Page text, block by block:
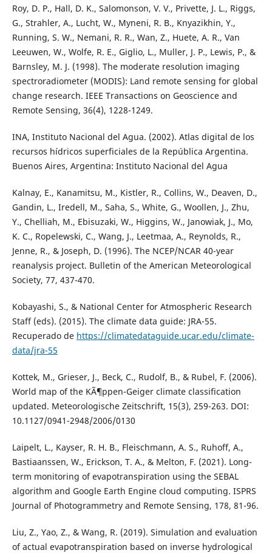
Roy, D. P., Hall, D. K., Salomonson, V. V., Privette, J. L., Riggs,
G., Strahler, A., Lucht, W., Myneni, R. B., Knyazikhin, Y.,
Running, S. W., Nemani, R. R., Wan, Z., Huete, A. R., Van
Leeuwen, W., Wolfe, R. E., Giglio, L., Muller, J. P., Lewis, P., &
Barnsley, M. J. (1998). The moderate resolution imaging
spectroradiometer (MODIS): Land remote sensing for global
change research. IEEE Transactions on Geoscience and
Remote Sensing, 36(4), 1228-1249.
INA, Instituto Nacional del Agua. (2002). Atlas digital de los
recursos hídricos superficiales de la República Argentina.
Buenos Aires, Argentina: Instituto Nacional del Agua
Kalnay, E., Kanamitsu, M., Kistler, R., Collins, W., Deaven, D.,
Gandin, L., Iredell, M., Saha, S., White, G., Woollen, J., Zhu,
Y., Chelliah, M., Ebisuzaki, W., Higgins, W., Janowiak, J., Mo,
K. C., Ropelewski, C., Wang, J., Leetmaa, A., Reynolds, R.,
Jenne, R., & Joseph, D. (1996). The NCEP/NCAR 40-year
reanalysis project. Bulletin of the American Meteorological
Society, 77, 437-470.
Kobayashi, S., & National Center for Atmospheric Research
Staff (eds). (2015). The climate data guide: JRA-55.
Recuperado de https://climatedataguide.ucar.edu/climate-
data/jra-55
Kottek, M., Grieser, J., Beck, C., Rudolf, B., & Rubel, F. (2006).
World map of the KÃ¶ppen-Geiger climate classification
updated. Meteorologische Zeitschrift, 15(3), 259-263. DOI:
10.1127/0941-2948/2006/0130
Laipelt, L., Kayser, R. H. B., Fleischmann, A. S., Ruhoff, A.,
Bastiaanssen, W., Erickson, T. A., & Melton, F. (2021). Long-
term monitoring of evapotranspiration using the SEBAL
algorithm and Google Earth Engine cloud computing. ISPRS
Journal of Photogrammetry and Remote Sensing, 178, 81-96.
Liu, Z., Yao, Z., & Wang, R. (2019). Simulation and evaluation
of actual evapotranspiration based on inverse hydrological